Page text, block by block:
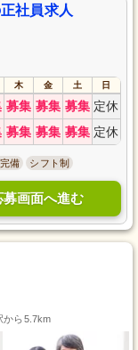
社員求人
木 金 土 日
募集 募集 募集 定休
募集 募集 募集 定休
備 シフト制
募画面へ進む
から5.7km